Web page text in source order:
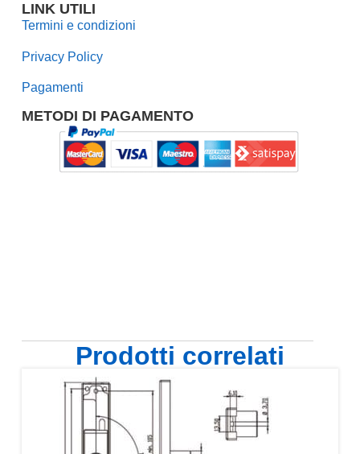
LINK UTILI
Termini e condizioni
Privacy Policy
Pagamenti
METODI DI PAGAMENTO
Prodotti correlati